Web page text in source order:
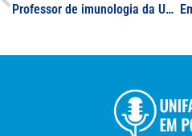
Professor de imunologia da UNIFAL-MG ressalta a importância da vacina para superação da Covid-19